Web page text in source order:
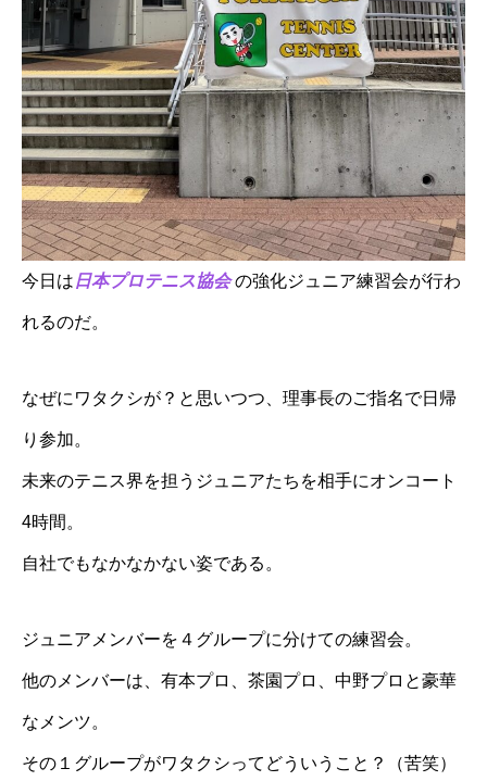
今日は日本プロテニス協会の強化ジュニア練習会が行わ
れるのだ。
なぜにワタクシが？と思いつつ、理事長のご指名で日帰
り参加。
未来のテニス界を担うジュニアたちを相手にオンコート
4時間。
自社でもなかなかない姿である。
ジュニアメンバーを４グループに分けての練習会。
他のメンバーは、有本プロ、茶園プロ、中野プロと豪華
なメンツ。
その１グループがワタクシってどういうこと？（苦笑）